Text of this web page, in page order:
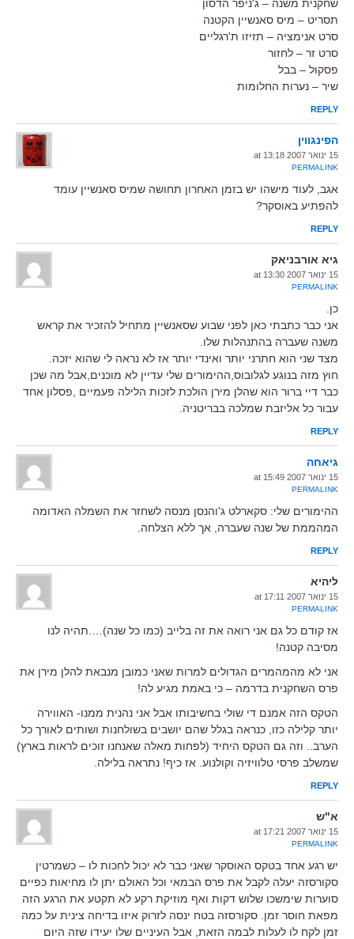
שחקנית משנה – ג'ניפר הדסון
תסריט – מיס סאנשיין הקטנה
סרט אנימציה – תזיזו ת'רגליים
סרט זר – לחזור
פסקול – בבל
שיר – נערות החלומות
REPLY
הפינגווין
15 ינואר 2007 at 13:18
PERMALINK
אגב, לעוד מישהו יש בזמן האחרון תחושה שמיס סאנשיין עומד
להפתיע באוסקר?
REPLY
גיא אורבניאק
15 ינואר 2007 at 13:30
PERMALINK
כן.
אני כבר כתבתי כאן לפני שבוע שסאנשיין מתחיל להזכיר את קראש
משנה שעברה בהתנהלות שלו.
מצד שני הוא חתרני יותר ואינדי יותר אז לא נראה לי שהוא יזכה.
חוץ מזה בנוגע לגלובוס,ההימורים שלי עדיין לא מוכנים,אבל מה שכן
כבר דיי ברור הוא שהלן מירן הולכת לזכות הלילה פעמיים ,פסלון אחד
עבור כל אליזבת שמלכה בבריטניה.
REPLY
גיאחה
15 ינואר 2007 at 15:49
PERMALINK
ההימורים שלי: סקארלט ג'והנסן מנסה לשחזר את השמלה האדומה
המהממת של שנה שעברה, אך ללא הצלחה.
REPLY
ליהיא
15 ינואר 2007 at 17:11
PERMALINK
אז קודם כל גם אני רואה את זה בלייב (כמו כל שנה)….תהיה לנו
מסיבה קטנה!
אני לא מהמהמרים הגדולים למרות שאני כמובן מנבאת להלן מירן את
פרס השחקנית בדרמה – כי באמת מגיע לה!
הטקס הזה אמנם די שולי בחשיבותו אבל אני נהנית ממנו- האווירה
יותר קלילה כזו, כנראה בגלל שהם יושבים בשולחנות ושותים לאורך כל
הערב.. וזה גם הטקס היחיד (לפחות מאלה שאנחנו זוכים לראות בארץ)
שמשלב פרסי טלוויזיה וקולנוע. אז כיף! נתראה בלילה.
REPLY
א"ש
15 ינואר 2007 at 17:21
PERMALINK
יש רגע אחד בטקס האוסקר שאני כבר לא יכול לחכות לו – כשמרטין
סקורסזה יעלה לקבל את פרס הבמאי וכל האולם יתן לו מחיאות כפיים
סוערות שימשכו שלוש דקות ואף מוזיקת רקע לא תקטע את הרגע הזה
מפאת חוסר זמן. סקורסזה בטח ינסה לזרוק איזו בדיחה צינית על כמה
זמן לקח לו לעלות לבמה הזאת, אבל העיניים שלו יעידו שזה היום